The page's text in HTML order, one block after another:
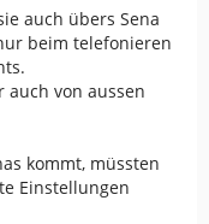
auch übers Sena
beim telefonieren
auch von aussen
kommt, müssten
Einstellungen